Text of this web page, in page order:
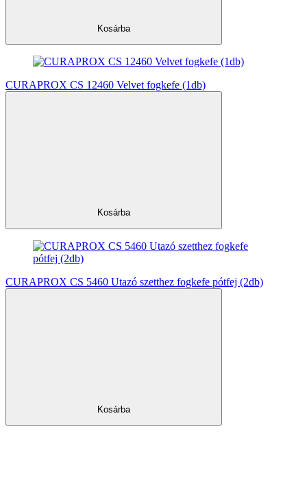
Kosárba
CURAPROX CS 12460 Velvet fogkefe (1db)
Kosárba
CURAPROX CS 5460 Utazó szetthez fogkefe pótfej (2db)
Kosárba